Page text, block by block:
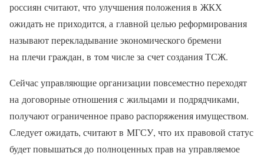
россиян считают, что улучшения положения в ЖКХ
ожидать не приходится, а главной целью реформирования
называют перекладывание экономического бремени
на плечи граждан, в том числе за счет создания ТСЖ.
Сейчас управляющие организации повсеместно переходят
на договорные отношения с жильцами и подрядчиками,
получают ограниченное право распоряжения имуществом.
Следует ожидать, считают в МГСУ, что их правовой статус
будет повышаться до полноценных прав на управляемое